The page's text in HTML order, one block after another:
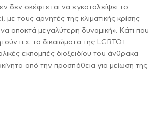
δεν σκέφτεται να εγκαταλείψει το
με τους αρνητές της κλιματικής κρίσης
αποκτά μεγαλύτερη δυναμική». Κάτι που
π.χ. τα δικαιώματα της LGBTQ+
εκπομπές διοξειδίου του άνθρακα
από την προσπάθεια για μείωση της